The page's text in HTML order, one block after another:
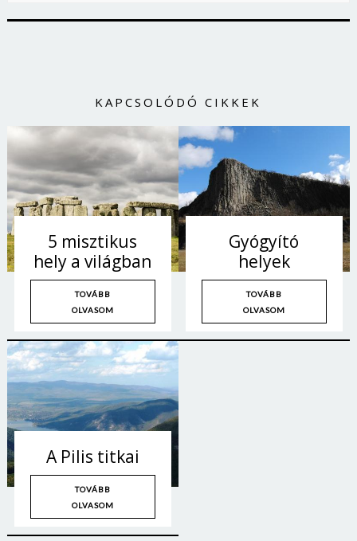
KAPCSOLÓDÓ CIKKEK
5 misztikus
hely a világban
TOVÁBB
OLVASOM
Gyógyító
helyek
TOVÁBB
OLVASOM
A Pilis titkai
TOVÁBB
OLVASOM